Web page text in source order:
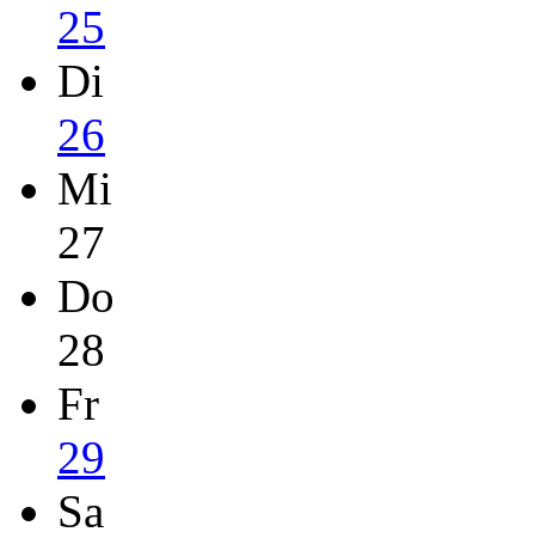
25
Di
26
Mi
27
Do
28
Fr
29
Sa